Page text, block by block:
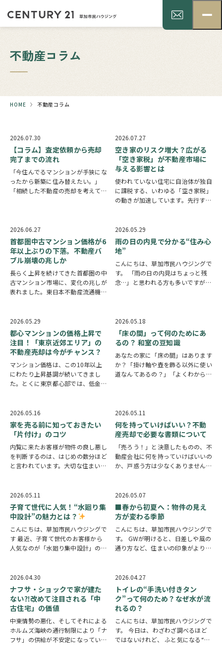
不動産コラム
HOME 不動産コラム
2026.07.30
【コラム】査定依頼から売却
完了までの流れ
「今住んでるマンションが手狭にな
ったから新築に住み替えたい。」
「相続した不動産の売却を考えてい
厳しいから売りたいな。」 このよ
うなお悩みは…
2026.07.27
空き家のリスク増大？広がる
「空き家税」が不動産市場に
与える影響とは
使われていない住宅に自治体が独自
に課税する、いわゆる「空き家税」
の動きが加速しています。先行する
条例が成立しました。 関東で空き
家税の導入を決めた自治体はまだあ
りませんが、…
2026.06.27
首都圏中古マンション価格が6
年以上ぶりの下落。不動産バ
ブル崩壊の兆しか
長らく上昇を続けてきた首都圏の中
古マンション市場に、変化の兆しが
表れました。東日本不動産流通機構
単価は80.78万円となり、前年同月
比でマイナス3.9％。前年同月比で
の下落…
2026.05.29
雨の日の内見で分かる“住み心
地”
こんにちは、草加市民ハウジングで
す。 「雨の日の内見はちょっと残
念…」と思われる方も多いですが、
からこそチェックできるポイントを
ご紹介します！ ①…
2026.05.29
都心マンションの価格上昇で
注目！「東京近郊エリア」の
不動産売却は今がチャンス？
マンション価格は、この10年以上
にわたり上昇基調が続いてきまし
た。とくに東京都心部では、低金利
し、「マンション価格は下がらな
い」とまでいわれる状況が続いてい
ました。 しかし、2…
2026.05.18
「床の間」って何のためにあ
るの？ 和室の豆知識
あなたの家に「床の間」はあります
か？「掛け軸や壺を飾る以外に使い
道なんてあるの？」「よくわからな
そんな「床の間」にまつわる豆知識
をご紹介いたしま…
2026.05.16
家を売る前に知っておきたい
「片付け」のコツ
内覧に来たお客様が物件の良し悪し
を判断するのは、はじめの数分ほど
と言われています。大切な住まいを
きれいに片付いているかどうかは、
実のところ非常に大事な要素となり
ます。 今回は、…
2026.05.11
何を持っていけばいい？不動
産売却で必要な書類について
「売ろう！」と決意したものの、不
動産会社に何を持っていけばいいの
か、戸惑う方は少なくありません。
いケースもあります。 結論からお
伝えすると、書類が完璧に揃ってい
なくても、査定や…
2026.05.11
子育て世代に人気！“水廻り集
中設計”の魅力とは？
こんにちは、草加市民ハウジングで
す 最近、子育て世代のお客様から
人気なのが「水廻り集中設計」の間
で、家事動線がスムーズになり、毎
日の負担を減らしやすいのが魅力
例えば…
…
2026.05.07
■春から初夏へ：物件の見え
方が変わる季節
こんにちは、草加市民ハウジングで
す。 GWが明けると、日差しや風の
通り方など、住まいの印象がよりは
ても物件の魅力がより分かりやすく
なるタイミングです。たとえば、南
向き住戸では室…
2026.04.30
ナフサ・ショックで家が建た
ない⁈改めて注目される「中
古住宅」の価値
中東情勢の悪化、そしてそれによる
ホルムズ海峡の通行制限により「ナ
フサ」の供給が不安定になっていま
2026.04.27
トイレの“手洗い付きタン
ク”って何のため？なぜ水が流
れるの？
こんにちは、草加市民ハウジングで
す。 今日は、わざわざ調べるほど
ではないけれど、 ふと気になる“住